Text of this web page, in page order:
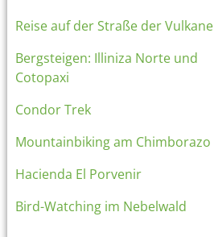
Reise auf der Straße der Vulkane
Bergsteigen: Illiniza Norte und
Cotopaxi
Condor Trek
Mountainbiking am Chimborazo
Hacienda El Porvenir
Bird-Watching im Nebelwald